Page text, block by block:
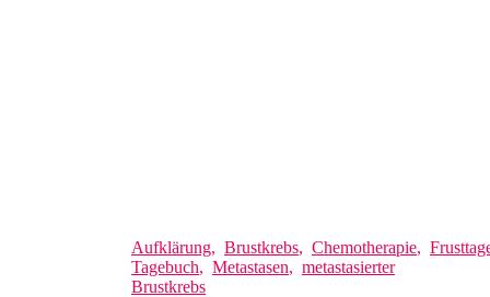
Aufklärung, Brustkrebs, Chemotherapie,
Tagebuch, Metastasen, metastasierter
Brustkrebs